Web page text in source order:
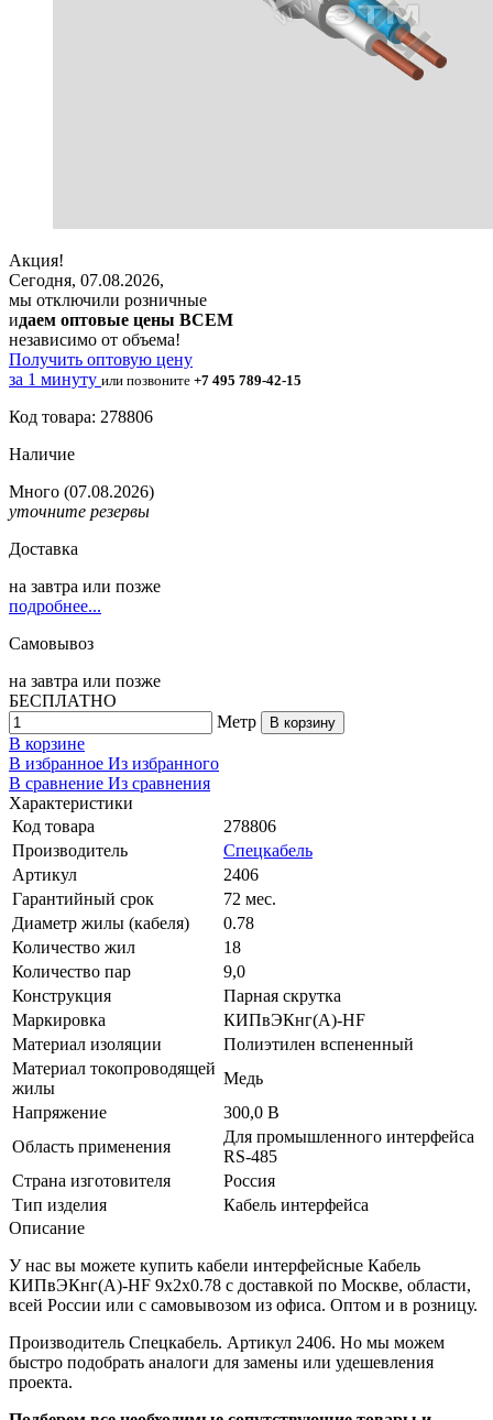
Акция!
Сегодня, 07.08.2026,
мы отключили розничные
идаем оптовые цены ВСЕМ
независимо от объема!
Получить оптовую цену
за 1 минуту или позвоните +7 495 789-42-15
Код товара: 278806
Наличие
Много (07.08.2026)
уточните резервы
Доставка
на завтра или позже
подробнее...
Самовывоз
на завтра или позже
БЕСПЛАТНО
Метр
В корзину
В корзине
В избранное Из избранного
В сравнение Из сравнения
Характеристики
Код товара
278806
Производитель
Спецкабель
Артикул
2406
Гарантийный срок
72 мес.
Диаметр жилы (кабеля)
0.78
Количество жил
18
Количество пар
9,0
Конструкция
Парная скрутка
Маркировка
КИПвЭКнг(А)-HF
Материал изоляции
Полиэтилен вспененный
Материал токопроводящей
жилы
Медь
Напряжение
300,0 В
Область применения
Для промышленного интерфейса
RS-485
Страна изготовителя
Россия
Тип изделия
Кабель интерфейса
Описание
У нас вы можете купить кабели интерфейсные Кабель
КИПвЭКнг(А)-HF 9х2х0.78 с доставкой по Москве, области,
всей России или с самовывозом из офиса. Оптом и в розницу.
Производитель Спецкабель. Артикул 2406. Но мы можем
быстро подобрать аналоги для замены или удешевления
проекта.